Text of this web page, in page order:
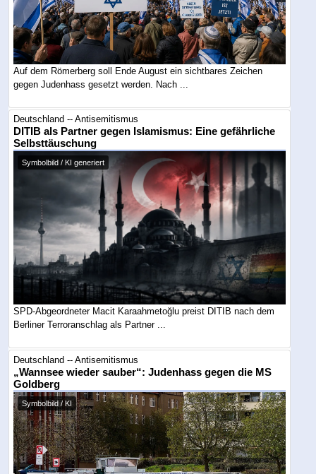
Auf dem Römerberg soll Ende August ein sichtbares Zeichen
gegen Judenhass gesetzt werden. Nach ...
Deutschland -- Antisemitismus
DITIB als Partner gegen Islamismus: Eine gefährliche
Selbsttäuschung
Symbolbild / KI generiert
SPD-Abgeordneter Macit Karaahmetoğlu preist DITIB nach dem
Berliner Terroranschlag als Partner ...
Deutschland -- Antisemitismus
„Wannsee wieder sauber“: Judenhass gegen die MS
Goldberg
Symbolbild / KI